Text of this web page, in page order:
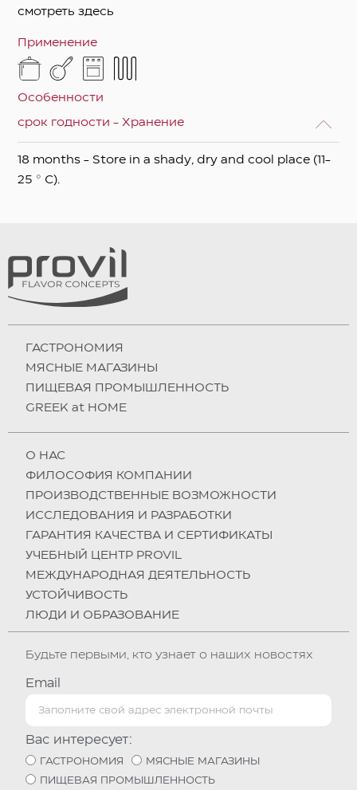
смотреть здесь
Применение
Особенности
срок годности - Хранение
18 months - Store in a shady, dry and cool place (11-
25 ° C).
ГАСТРОНОМИЯ
МЯСНЫЕ МАГАЗИНЫ
ПИЩЕВАЯ ПРОМЫШЛЕННОСТЬ
GREEK at HOME
О НAC
ФИЛОСОФИЯ КОМПАНИИ
ПРОИЗВОДСТВЕННЫЕ ВОЗМОЖНОСТИ
ИССЛЕДОВАНИЯ И РАЗРАБОТКИ
ГАРАНТИЯ КАЧЕСТВА И СЕРТИФИКАТЫ
УЧЕБНЫЙ ЦЕНТР PROVIL
МЕЖДУНАРОДНАЯ ДЕЯТЕЛЬНОСТЬ
УСТОЙЧИВОСТЬ
ЛЮДИ И ОБРАЗОВАНИЕ
Будьте первыми, кто узнает о наших новостях
Email
Вас интересует:
ГАСТРОНОМИЯ
МЯСНЫЕ МАГАЗИНЫ
ПИЩЕВАЯ ПРОМЫШЛЕННОСТЬ